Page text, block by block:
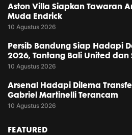
Aston Villa Siapkan Tawaran
Muda Endrick
10 Agustus 2026
Persib Bandung Siap Hadapi
2026, Tantang Bali United dan
10 Agustus 2026
Arsenal Hadapi Dilema
Gabriel Martinelli Terancam
10 Agustus 2026
FEATURED